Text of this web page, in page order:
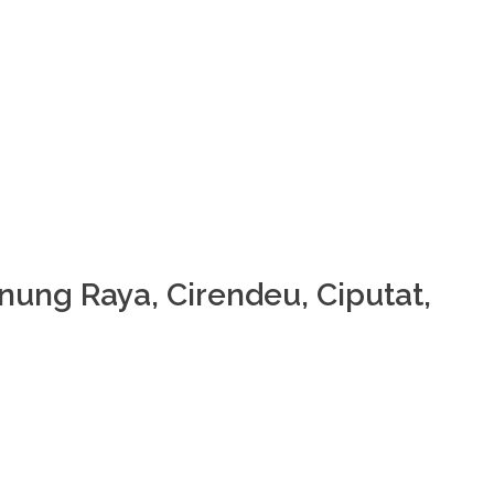
Raya, Cirendeu, Ciputat,